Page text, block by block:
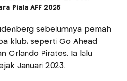
Piala AFF 2025
sebelumnya pernah
klub, seperti Go Ahead
Orlando Pirates. Ia lalu
Januari 2023.